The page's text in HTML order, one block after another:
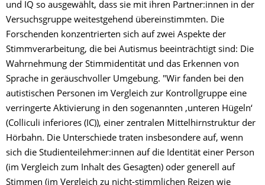
und IQ so ausgewählt, dass sie mit ihren Partner:innen in der
Versuchsgruppe weitestgehend übereinstimmten. Die
Forschenden konzentrierten sich auf zwei Aspekte der
Stimmverarbeitung, die bei Autismus beeinträchtigt sind: Die
Wahrnehmung der Stimmidentität und das Erkennen von
Sprache in geräuschvoller Umgebung. "Wir fanden bei den
autistischen Personen im Vergleich zur Kontrollgruppe eine
verringerte Aktivierung in den sogenannten ‚unteren Hügeln‘
(Colliculi inferiores (IC)), einer zentralen Mittelhirnstruktur der
Hörbahn. Die Unterschiede traten insbesondere auf, wenn
sich die Studienteilehmer:innen auf die Identität einer Person
(im Vergleich zum Inhalt des Gesagten) oder generell auf
Stimmen (im Vergleich zu nicht-stimmlichen Reizen wie